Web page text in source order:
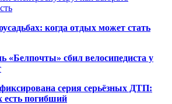
когда отдых может стать
«Белпочты» сбил велосипедиста у
серия серьёзных ДТП:
есть погибший